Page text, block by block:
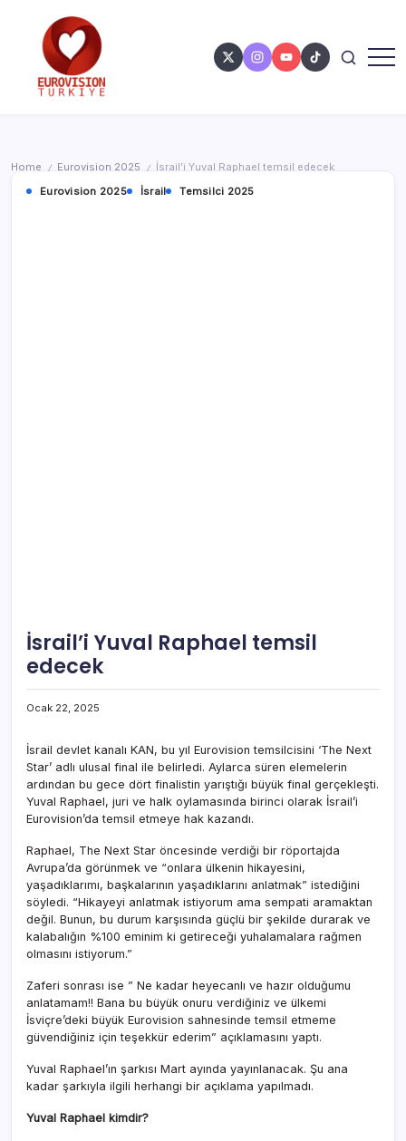
Home / Eurovision 2025 /
İsrail’i Yuval Raphael temsil edecek
Eurovision 2025
İsrail Temsilci 2025
İsrail’i Yuval Raphael temsil
edecek
Ocak 22, 2025
İsrail devlet kanalı KAN, bu yıl Eurovision temsilcisini ‘The Next
Star’ adlı ulusal final ile belirledi. Aylarca süren elemelerin
ardından bu gece dört finalistin yarıştığı büyük final gerçekleşti.
Yuval Raphael, juri ve halk oylamasında birinci olarak İsrail’i
Eurovision’da temsil etmeye hak kazandı.
Raphael, The Next Star öncesinde verdiği bir röportajda
Avrupa’da görünmek ve “onlara ülkenin hikayesini,
yaşadıklarımı, başkalarının yaşadıklarını anlatmak” istediğini
söyledi. “Hikayeyi anlatmak istiyorum ama sempati aramaktan
değil. Bunun, bu durum karşısında güçlü bir şekilde durarak ve
kalabalığın %100 eminim ki getireceği yuhalamalara rağmen
olmasını istiyorum.”
Zaferi sonrası ise ” Ne kadar heyecanlı ve hazır olduğumu
anlatamam!! Bana bu büyük onuru verdiğiniz ve ülkemi
İsviçre’deki büyük Eurovision sahnesinde temsil etmeme
güvendiğiniz için teşekkür ederim” açıklamasını yaptı.
Yuval Raphael’ın şarkısı Mart ayında yayınlanacak. Şu ana
kadar şarkıyla ilgili herhangi bir açıklama yapılmadı.
Yuval Raphael kimdir?